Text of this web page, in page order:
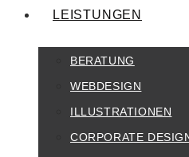
LEISTUNGEN
BERATUNG
WEBDESIGN
ILLUSTRATIONEN
CORPORATE